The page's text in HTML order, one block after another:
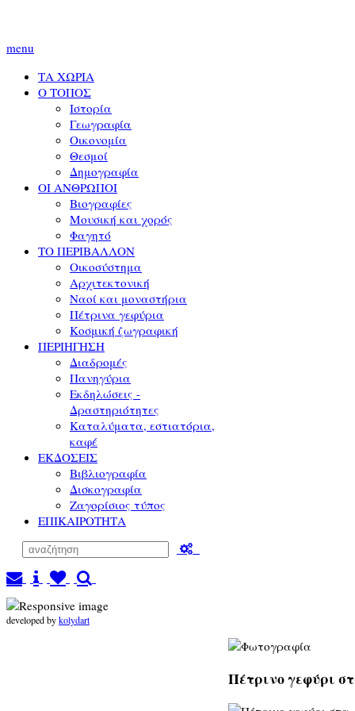
menu
ΤΑ ΧΩΡΙΑ
Ο ΤΟΠΟΣ
Ιστορία
Γεωγραφία
Οικονομία
Θεσμοί
Δημογραφία
ΟΙ ΑΝΘΡΩΠΟΙ
Βιογραφίες
Μουσική και χορός
Φαγητό
ΤΟ ΠΕΡΙΒΑΛΛΟΝ
Οικοσύστημα
Αρχιτεκτονική
Ναοί και μοναστήρια
Πέτρινα γεφύρια
Κοσμική ζωγραφική
ΠΕΡΙΗΓΗΣΗ
Διαδρομές
Πανηγύρια
Εκδηλώσεις -
Δραστηριότητες
Καταλύματα, εστιατόρια,
καφέ
ΕΚΔΟΣΕΙΣ
Βιβλιογραφία
Δισκογραφία
Ζαγορίσιος τύπος
ΕΠΙΚΑΙΡΟΤΗΤΑ
developed bykolydart
Πέτρινο γεφύρι